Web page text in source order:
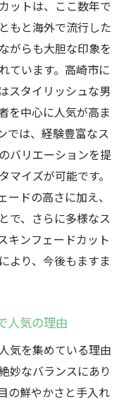
立たせる方法
若者たち
持される理由
たの印象高崎市で
印象の変化
つけるスキンフェ
自己変革の瞬間
ードの力
体験する意義
ンフェードの魅
理由トレンドに
のスキンフェー
ットは、ここ数年で
もと海外で流行した
がらも大胆な印象を
ています。高崎市に
スタイリッシュな男
を中心に人気が高ま
では、経験豊富なス
バリエーションを提
イズが可能です。
ドの高さに加え、
で、さらに多様なス
キンフェードカット
より、今後もますま
人気の理由
気を集めている理由
妙なバランスにあり
の鮮やかさと手入れ